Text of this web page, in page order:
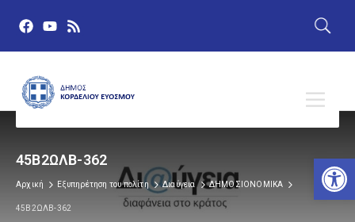
45Β2ΩΛΒ-362
Αρχική Εξυπηρέτηση του πολίτη Διαύγεια ΔΗΜΟΣΙΟΝΟΜΙΚΑ
45Β2ΩΛΒ-362